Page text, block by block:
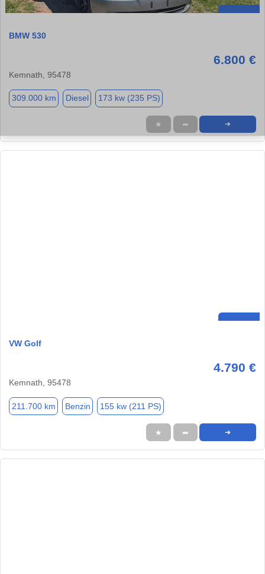
BMW 530
6.800 €
Kemnath, 95478
309.000 km Diesel 173 kw (235 PS)
★ ➦ ➜
VW Golf
4.790 €
Kemnath, 95478
211.700 km Benzin 155 kw (211 PS)
★ ➦ ➜